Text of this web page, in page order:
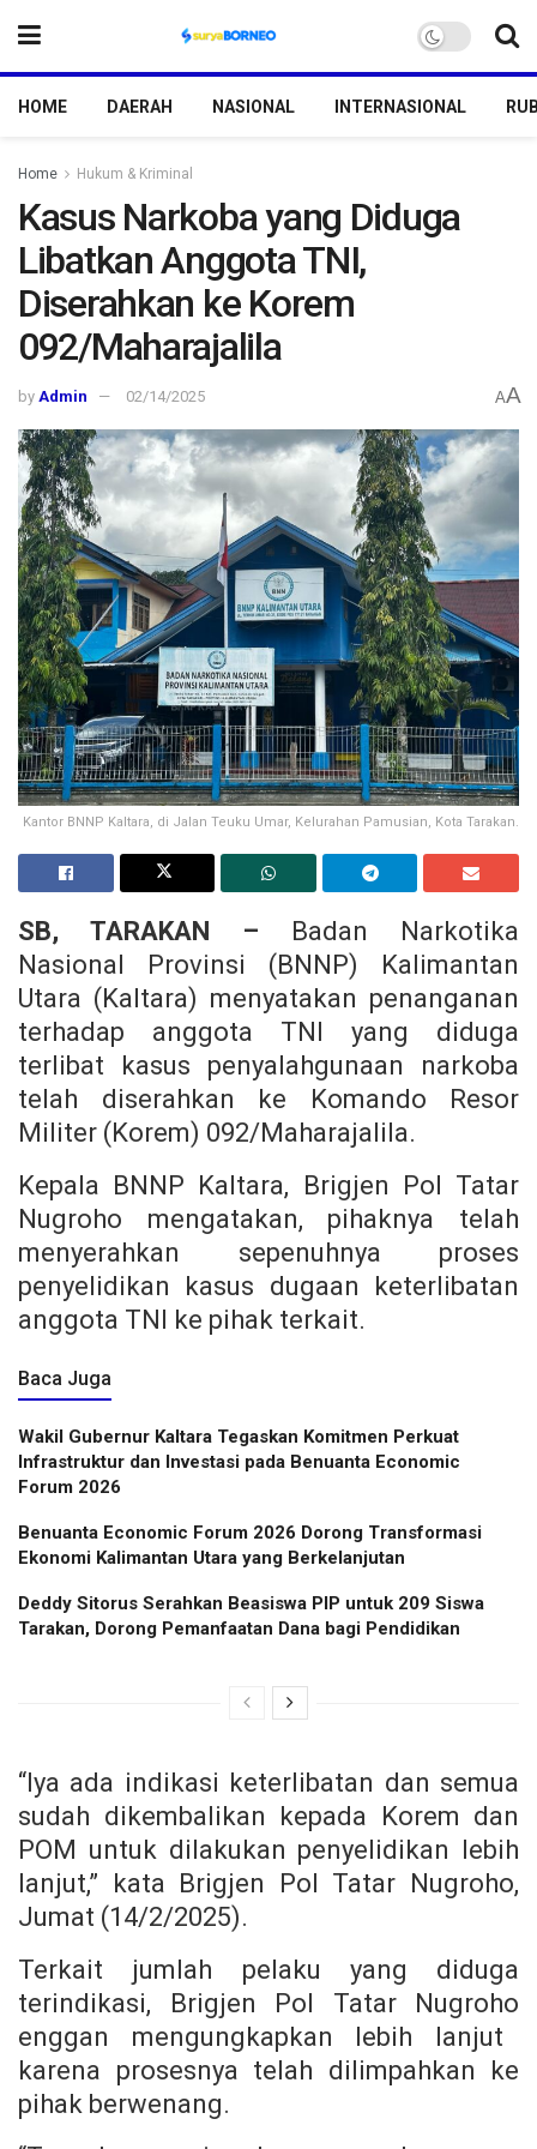
HOME DAERAH NASIONAL INTERNASIONAL
Home Hukum & Kriminal
Kasus Narkoba yang Diduga
Libatkan Anggota TNI,
Diserahkan ke Korem
092/Maharajalila
by Admin 02/14/2025 AA
Kantor BNNP Kaltara, di Jalan Teuku Umar, Kelurahan Pamusian, Kota Tarakan.
SB, TARAKAN – Badan Narkotika
Nasional Provinsi (BNNP) Kalimantan
Utara (Kaltara) menyatakan penanganan
terhadap anggota TNI yang diduga
terlibat kasus penyalahgunaan narkoba
telah diserahkan ke Komando Resor
Militer (Korem) 092/Maharajalila.
Kepala BNNP Kaltara, Brigjen Pol Tatar
Nugroho mengatakan, pihaknya telah
menyerahkan sepenuhnya proses
penyelidikan kasus dugaan keterlibatan
anggota TNI ke pihak terkait.
Baca Juga
Wakil Gubernur Kaltara Tegaskan Komitmen Perkuat
Infrastruktur dan Investasi pada Benuanta Economic
Forum 2026
Benuanta Economic Forum 2026 Dorong Transformasi
Ekonomi Kalimantan Utara yang Berkelanjutan
Deddy Sitorus Serahkan Beasiswa PIP untuk 209 Siswa
Tarakan, Dorong Pemanfaatan Dana bagi Pendidikan
“Iya ada indikasi keterlibatan dan semua
sudah dikembalikan kepada Korem dan
POM untuk dilakukan penyelidikan lebih
lanjut,” kata Brigjen Pol Tatar Nugroho,
Jumat (14/2/2025).
Terkait jumlah pelaku yang diduga
terindikasi, Brigjen Pol Tatar Nugroho
enggan mengungkapkan lebih lanjut
karena prosesnya telah dilimpahkan ke
pihak berwenang.